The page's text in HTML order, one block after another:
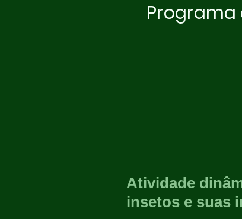
Programa
Atividade
insetos e suas